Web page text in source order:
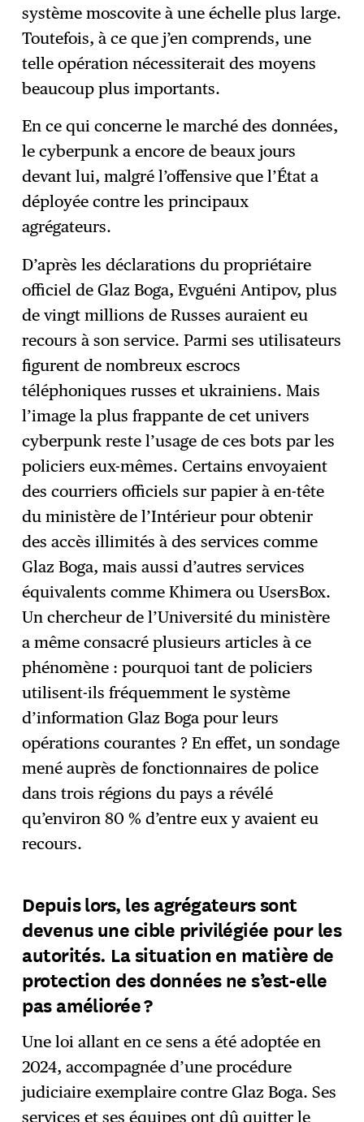
système moscovite à une échelle plus large.
Toutefois, à ce que j’en comprends, une
telle opération nécessiterait des moyens
beaucoup plus importants.
En ce qui concerne le marché des données,
le cyberpunk a encore de beaux jours
devant lui, malgré l’offensive que l’État a
déployée contre les principaux
agrégateurs.
D’après les déclarations du propriétaire
officiel de Glaz Boga, Evguéni Antipov, plus
de vingt millions de Russes auraient eu
recours à son service. Parmi ses utilisateurs
figurent de nombreux escrocs
téléphoniques russes et ukrainiens. Mais
l’image la plus frappante de cet univers
cyberpunk reste l’usage de ces bots par les
policiers eux-mêmes. Certains envoyaient
des courriers officiels sur papier à en-tête
du ministère de l’Intérieur pour obtenir
des accès illimités à des services comme
Glaz Boga, mais aussi d’autres services
équivalents comme Khimera ou UsersBox.
Un chercheur de l’Université du ministère
a même consacré plusieurs articles à ce
phénomène : pourquoi tant de policiers
utilisent-ils fréquemment le système
d’information Glaz Boga pour leurs
opérations courantes ? En effet, un sondage
mené auprès de fonctionnaires de police
dans trois régions du pays a révélé
qu’environ 80 % d’entre eux y avaient eu
recours.
Depuis lors, les agrégateurs sont
devenus une cible privilégiée pour les
autorités. La situation en matière de
protection des données ne s’est-elle
pas améliorée ?
Une loi allant en ce sens a été adoptée en
2024, accompagnée d’une procédure
judiciaire exemplaire contre Glaz Boga. Ses
services et ses équipes ont dû quitter le